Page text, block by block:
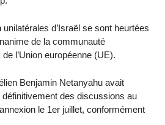
d’Israël se sont heurtées
de la communauté
l’Union européenne (UE).
Benjamin Netanyahu avait
définitivement des discussions au
le 1er juillet, conformément